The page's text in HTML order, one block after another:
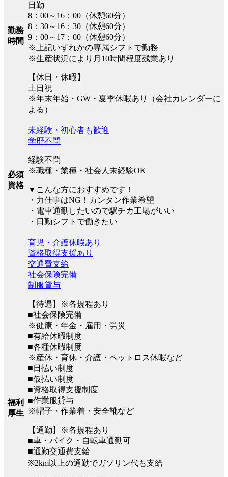
勤務
時間
日勤
8：00～16：00（休憩60分）
8：30～16：30（休憩60分）
9：00～17：00（休憩60分）
※上記いずれかの専属シフトで勤務
※生産状況により月10時間程度残業あり
【休日・休暇】
土日祝
※年末年始・GW・夏季休暇あり（会社カレンダーに
よる）
必須
資格
未経験・初心者も歓迎
学歴不問
経験不問
※職種・業種・社会人未経験OK
▼こんな方におすすめです！
・力仕事はNG！カンタン作業希望
・電車通勤したいので駅チカ工場がいい
・日勤シフトで働きたい
福利
厚生
育児・介護休暇あり
資格取得支援あり
交通費支給
社会保険完備
制服貸与
【待遇】※各規程あり
■社会保険完備
※健康・年金・雇用・労災
■有給休暇制度
■各種休暇制度
※産休・育休・介護・ペットロス休暇など
■日払い制度
■仮払い制度
■資格取得支援制度
■作業服貸与
※帽子・作業着・安全靴など
【通勤】※各規程あり
■車・バイク・自転車通勤可
■通勤交通費支給
※2km以上の通勤でガソリン代も支給